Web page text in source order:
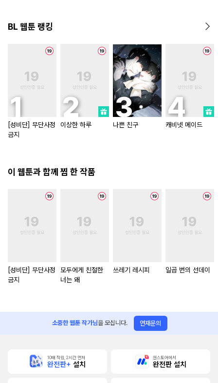
BL 웹툰 랭킹
[성비단] 무단사정
금지
이상한 하루 나쁜 친구 캐비넷 메이드
이 웹툰과 함께 찜 한 작품
[성비단] 무단사정
금지
모두에게 친절한
너는 왜
쓰레기 레시피 일곱 번의 선데이
소중한 웹툰 작가님을 모십니다. 연재문의
10배 적립, 2시간 먼저
완전판+ 설치
원스토어에서
완전판 설치